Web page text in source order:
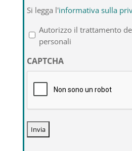
legga
l'informativa
sulla
privacy
*
Si legga l'informativa sulla
Autorizzo il trattamento
personali
CAPTCHA